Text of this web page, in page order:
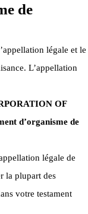
de
légale et le
L’appellation
OF
d’organisme de
légale de
la plupart des
votre testament